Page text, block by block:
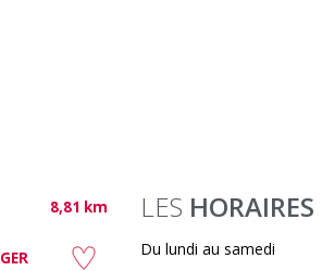
8,81 km LES HORAIRES
Du lundi au samedi